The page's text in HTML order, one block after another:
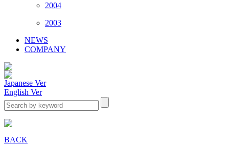
2004
2003
NEWS
COMPANY
Japanese Ver
English Ver
BACK